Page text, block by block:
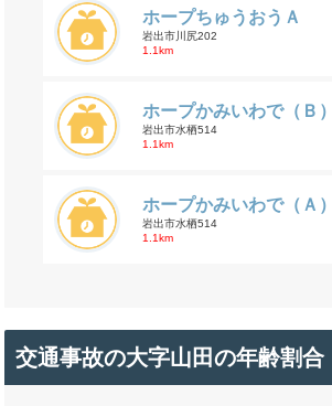
ホープちゅうおうＡ
岩出市川尻202
1.1km
ホープかみいわで（Ｂ）
岩出市水栖514
1.1km
ホープかみいわで（Ａ）
岩出市水栖514
1.1km
交通事故の大字山田の年齢割合